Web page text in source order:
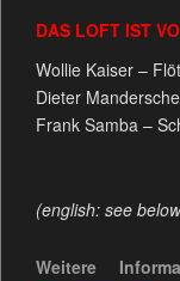
DAS LOFT IST
Wollie Kaiser –
Dieter
Frank Samba –
(english: see
Weitere